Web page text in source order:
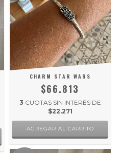
CHARM STAR WARS
$66.813
3 CUOTAS SIN INTERÉS DE
$22.271